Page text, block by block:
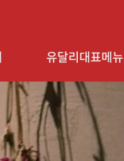
유달리대표메뉴